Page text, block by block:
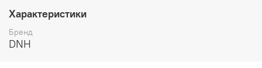
Характеристики
Бренд
DNH